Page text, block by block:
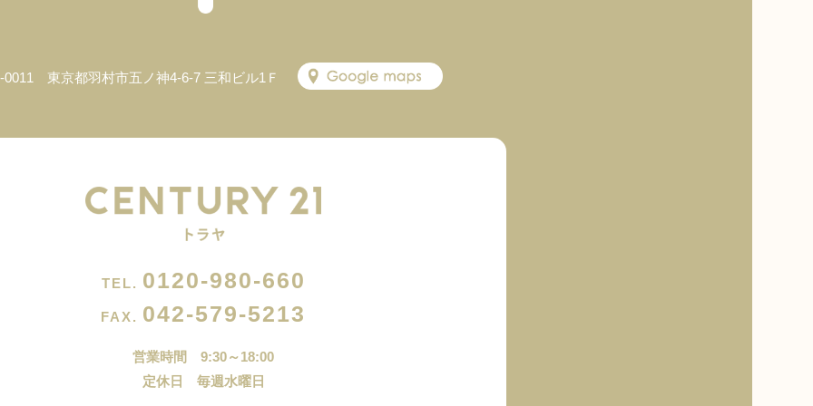
0011 東京都羽村市五ノ神4-6-7 三和ビル1Ｆ
TEL. 0120-980-660
FAX. 042-579-5213
営業時間 9:30～18:00
定休日 毎週水曜日